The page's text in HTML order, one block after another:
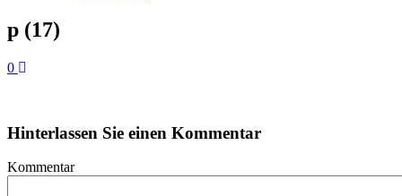
p (17)
0
Hinterlassen Sie einen Kommentar
Kommentar